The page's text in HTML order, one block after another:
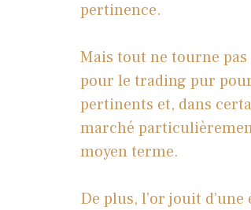
pertinence.
Mais tout ne tourne
pour le trading pur
pertinents et, dans
marché
moyen terme.
De plus, l’or jouit